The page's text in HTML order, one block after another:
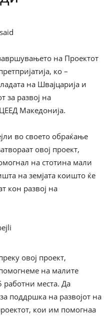
на Проектот
ко –
на Швајцарија и
за развој на
Македонија.
во своето обраќање
овој проект,
на стотина мали
на земјата коишто ќе
кон развој на
овој проект,
на малите
работни места. Да
поддршка на развојот на
кои им помогнаа